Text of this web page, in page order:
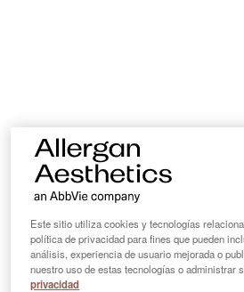
Este sitio utiliza cookies y tecnologías
política de privacidad para fines que pueden
análisis, experiencia de usuario mejorada o
nuestro uso de estas tecnologías o administrar
privacidad